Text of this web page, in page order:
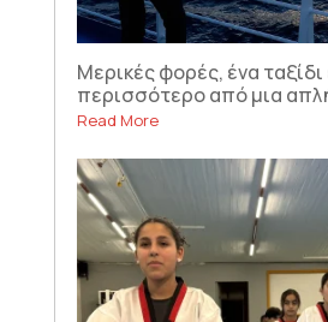
Μερικές φορές, ένα ταξίδι
περισσότερο από μια
Read More